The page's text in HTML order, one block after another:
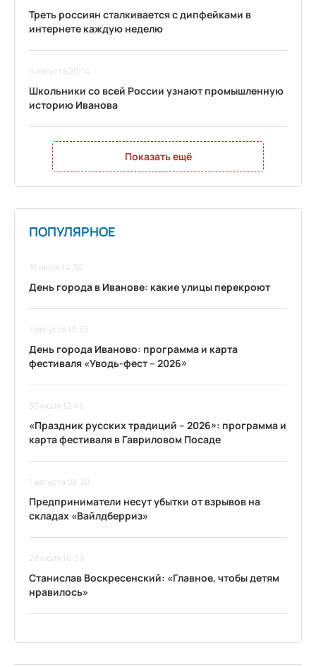
Треть россиян сталкивается с дипфейками в
интернете каждую неделю
6 августа 20:14
Школьники со всей России узнают промышленную
историю Иванова
Показать ещё
ПОПУЛЯРНОЕ
31 июля 14:30
День города в Иванове: какие улицы перекроют
7 августа 13:55
День города Иваново: программа и карта
фестиваля «Уводь-фест – 2026»
30 июля 12:46
«Праздник русских традиций – 2026»: программа и
карта фестиваля в Гавриловом Посаде
1 августа 08:30
Предприниматели несут убытки от взрывов на
складах «Вайлдберриз»
28 июля 16:39
Станислав Воскресенский: «Главное, чтобы детям
нравилось»